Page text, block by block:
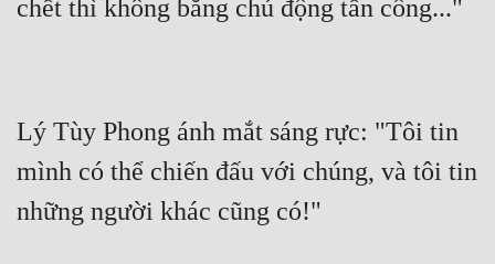
Lý Tùy Phong ánh mắt sáng rực: "Tôi tin
mình có thể chiến đấu với chúng, và tôi tin